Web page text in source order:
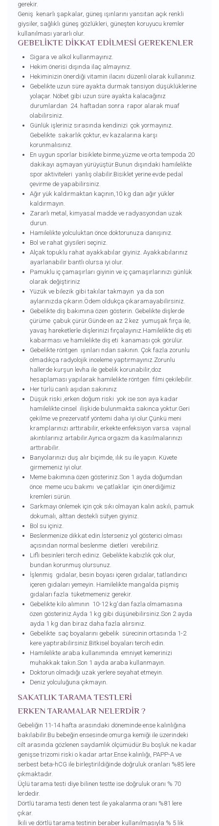
gerekir.
Geniş kenarlı şapkalar, güneş ışınlarını yansıtan açık renkli
giysiler, sağlıklı güneş gözlükleri, güneşten koruyucu kremler
kullanılması yararlı olur.
GEBELİKTE DİKKAT EDİLMESİ GEREKENLER
Sigara ve alkol kullanmayınız.
Hekim önerisi dışında ilaç almayınız.
Hekiminizin önerdiği vitamin ilacını düzenli olarak kullanınız.
Gebelikte uzun süre ayakta durmak tansiyon düşüklüklerine
yolaçar. Nöbet gibi uzun süre ayakta kalacağınız
durumlardan 24. haftadan sonra rapor alarak muaf
olabilirsiniz.
Günlük işleriniz sırasında kendinizi çok yormayınız.
Gebelikte sakarlık çoktur, ev kazalarına karşı
korunmalısınız.
En uygun sporlar bisiklete binme,yüzme ve orta tempoda 20
dakikayı aşmayan yürüyüştür.Bunun dışındaki hamilelikte
spor aktiviteleri yanlış olabilir.Bisiklet yerine evde pedal
çevirme de yapabilirsiniz.
Ağır yük kaldırmaktan kaçının,10 kg dan ağır yükler
kaldırmayın.
Zararlı metal, kimyasal madde ve radyasyondan uzak
durun.
Hamilelikte yolculuktan önce doktorunuza danışınız.
Bol ve rahat giysileri seçiniz.
Alçak topuklu rahat ayakkabılar giyiniz. Ayakkabılarınız
ayarlanabilir bantlı olursa iyi olur.
Pamuklu iç çamaşırları giyinin ve iç çamaşırlarınızı günlük
olarak değiştiriniz
Yüzük ve bilezik gibi takılar takmayın ya da son
aylarınızda çıkarın.Ödem oldukça çıkaramayabilirsiniz.
Gebelikte diş bakımına özen gösterin. Gebelikte dişlerde
çürüme çabuk çürür.Günde en az 2 kez yumuşak fırça ile,
yavaş hareketlerle dişlerinizi fırçalayınız.Hamilelikte diş eti
kabarması ve hamilelikte diş eti kanaması çok görülür.
Gebelikte röntgen ışınları ndan sakının. Çok fazla zorunlu
olmadıkça radyolojik inceleme yaptırmayınız.Zorunlu
hallerde kurşun levha ile gebelik korunabilir,doz
hesaplaması yapılarak hamilelikte röntgen filmi çekilebilir.
Her türlü canlı aşıdan sakınınız
Düşük riski ,erken doğum riski yok ise son aya kadar
hamilelikte cinsel ilişkide bulunmakta sakınca yoktur.Geri
çekilme ve prezervatif yöntemi daha iyi olur.Çünkü meni
kramplarınızı arttırabilir, erkekte enfeksiyon varsa vajınal
akıntılarınız artabilir.Ayrıca orgazm da kasılmalarınızı
arttırabilir.
Banyolarınızı duş alır biçimde, ılık su ile yapın. Küvete
girmemeniz iyi olur.
Meme bakımına özen gösteriniz.Son 1 ayda doğumdan
önce meme ucu bakımı ve çatlaklar için önerdiğimiz
kremleri sürün.
Sarkmayı önlemek için çok sıkı olmayan kalın askılı, pamuk
dokumalı, alttan destekli sütyen giyiniz.
Bol su içiniz.
Beslenmenize dikkat edin.İsterseniz yol gösterici olması
açısından normal beslenme dietleri verebiliriz.
Lifli besinleri tercih ediniz. Gebelikte kabızlık çok olur,
bundan korunmuş olursunuz.
İşlenmiş gıdalar, besin boyası içeren gıdalar, tatlandırıcı
içeren gıdaları yemeyin. Hamilelikte mangalda pişmiş
gıdaları fazla tüketmemeniz gerekir.
Gebelikte kilo alımının 10-12 kg'dan fazla olmamasına
özen gösteriniz.Ayda 1 kg gibi düşünebilirsiniz.Son 2 ayda
ayda 1 kg dan biraz daha fazla alırsınız.
Gebelikte saç boyalarını gebelik sürecinin ortasında 1-2
kere yaptırabilirsiniz.Bitkisel boyaları tercih edin.
Hamilelikte araba kullanımında emniyet kemerinizi
muhakkak takın.Son 1 ayda araba kullanmayın.
Doktorun olmadığı uzak yerlere seyahat etmeyin.
Deniz yolculuğuna çıkmayın.
SAKATLIK TARAMA TESTLERİ
ERKEN TARAMALAR NELERDİR ?
Gebeliğin 11-14 hafta arasındaki döneminde ense kalınlığına
bakılabilir.Bu bebeğin ensesinde omurga kemiği ile üzerindeki
cilt arasında gözlenen saydamlık ölçümüdür.Bu boşluk ne kadar
genişse trizomi riski o kadar artar.Ense kalınlığı, PAPP-A ve
serbest beta-hCG ile birleştirildiğinde doğruluk oranları %85 lere
çıkmaktadır.
Üçlü tarama testi diye bilinen testte ise doğruluk oranı % 70
lerdedir.
Dörtlü tarama testi denen test ile yakalanma oranı %81 lere
çıkar.
İkili ve dörtlü tarama testinin beraber kullanılmasıyla % 5 lik